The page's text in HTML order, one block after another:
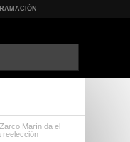
Marín da el
reelección